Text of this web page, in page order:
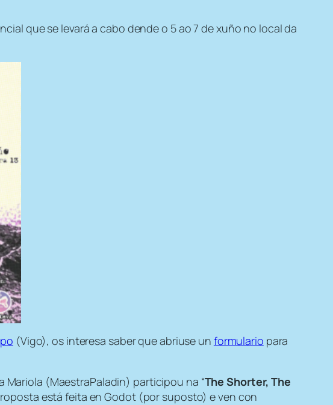
que se levará a cabo dende o 5 ao 7 de xuño no local da
(Vigo), os interesa saber que abriuse un formulario para
Mariola (MaestraPaladin) participou na “The Shorter, The
está feita en Godot (por suposto) e ven con